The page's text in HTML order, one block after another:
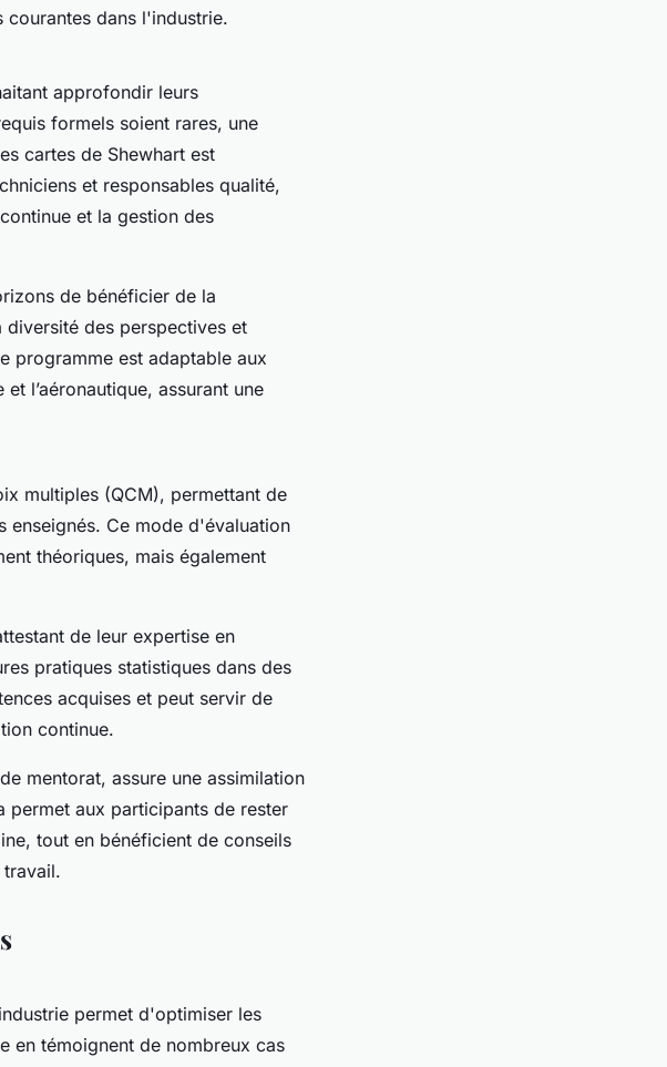
courantes dans l'industrie.
approfondir leurs
formels soient rares, une
cartes de Shewhart est
et responsables qualité,
et la gestion des
de bénéficier de la
diversité des perspectives et
programme est adaptable aux
l’aéronautique, assurant une
multiples (QCM), permettant de
enseignés. Ce mode d'évaluation
théoriques, mais également
de leur expertise en
pratiques statistiques dans des
acquises et peut servir de
continue.
mentorat, assure une assimilation
permet aux participants de rester
tout en bénéficient de conseils
permet d'optimiser les
en témoignent de nombreux cas